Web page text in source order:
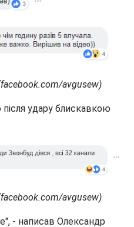
avgusew)
після удару блискавкою
avgusew)
- написав Олександр